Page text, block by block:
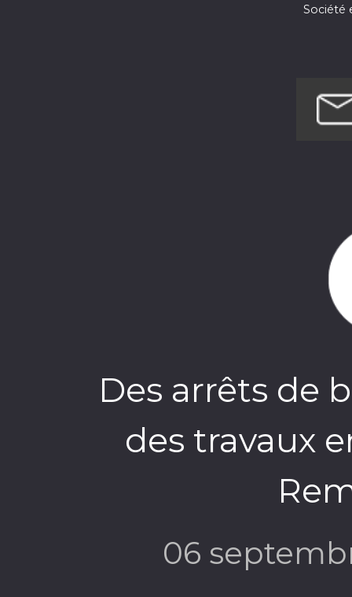
Société
Des arrêts de
des travaux
06